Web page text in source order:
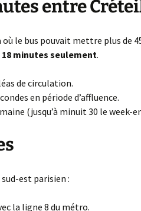
entre
le bus pouvait mettre plus de
18 minutes seulement.
de circulation.
en période d’affluence.
(jusqu’à minuit 30 le week-
est parisien :
la ligne 8 du métro.